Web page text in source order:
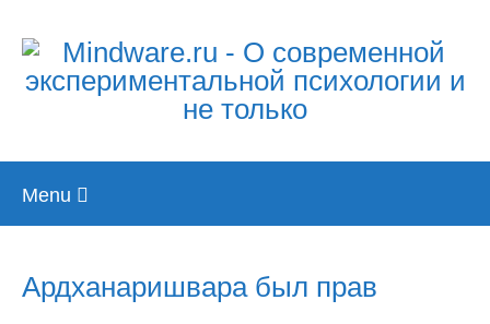
Menu
Ардханаришвара был прав